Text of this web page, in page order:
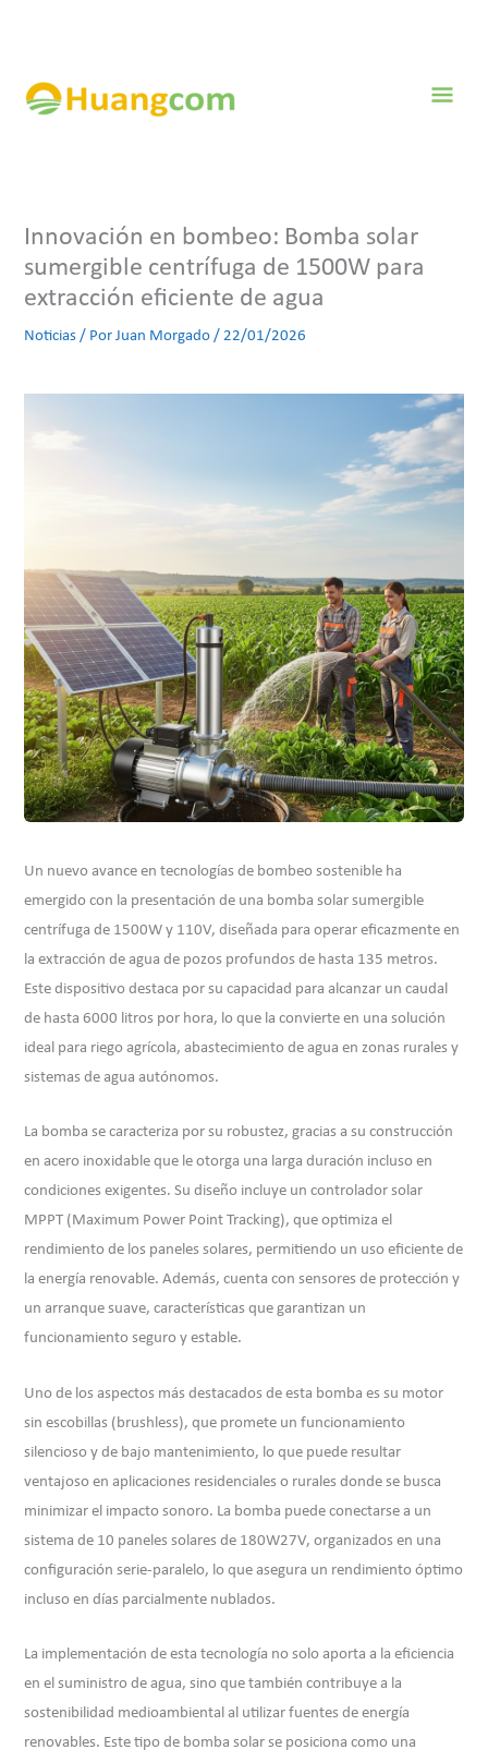
Innovación en bombeo: Bomba solar
sumergible centrífuga de 1500W para
extracción eficiente de agua
Noticias / PorJuan Morgado/22/01/2026
Un nuevo avance en tecnologías de bombeo sostenible ha
emergido con la presentación de una bomba solar sumergible
centrífuga de 1500W y 110V, diseñada para operar eficazmente en
la extracción de agua de pozos profundos de hasta 135 metros.
Este dispositivo destaca por su capacidad para alcanzar un caudal
de hasta 6000 litros por hora, lo que la convierte en una solución
ideal para riego agrícola, abastecimiento de agua en zonas rurales y
sistemas de agua autónomos.
La bomba se caracteriza por su robustez, gracias a su construcción
en acero inoxidable que le otorga una larga duración incluso en
condiciones exigentes. Su diseño incluye un controlador solar
MPPT (Maximum Power Point Tracking), que optimiza el
rendimiento de los paneles solares, permitiendo un uso eficiente de
la energía renovable. Además, cuenta con sensores de protección y
un arranque suave, características que garantizan un
funcionamiento seguro y estable.
Uno de los aspectos más destacados de esta bomba es su motor
sin escobillas (brushless), que promete un funcionamiento
silencioso y de bajo mantenimiento, lo que puede resultar
ventajoso en aplicaciones residenciales o rurales donde se busca
minimizar el impacto sonoro. La bomba puede conectarse a un
sistema de 10 paneles solares de 180W27V, organizados en una
configuración serie-paralelo, lo que asegura un rendimiento óptimo
incluso en días parcialmente nublados.
La implementación de esta tecnología no solo aporta a la eficiencia
en el suministro de agua, sino que también contribuye a la
sostenibilidad medioambiental al utilizar fuentes de energía
renovables. Este tipo de bomba solar se posiciona como una